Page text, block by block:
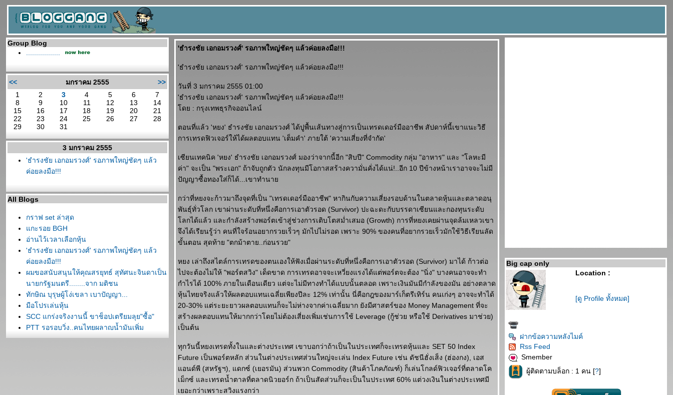
Group Blog
<< มกราคม 2555
>>
1
2 3 4 5 6
7
8
9 10 11 12 13
14
15
16 17 18 19 20
21
22
23 24 25 26 27
28
29
30 31
3 มกราคม 2555
'ธำรงชัย เอกอมรวงศ์' รอภาพใหญ่ชัดๆ แล้ว
ค่อยลงมือ!!!
All Blogs
กราฟ set ล่าสุด
กะรอย BGH
อ่านไว้เวลาเลือกหุ้น
'ธำรงชัย เอกอมรวงศ์' รอภาพใหญ่ชัดๆ แล้ว
ค่อยลงมือ!!!
ผมขอสนับสนุนให้คุณสรยุทธ์ สุทัศนะจินดาเป็น
นายกรัฐมนตรี........จาก มติชน
ทักษิณ บุรุษผู้โง่เขลา เบาปัญญา...
มือโปรเล่นหุ้น
SCC แกร่งจริงงานนี้ ขาช็อปเตรียมลุย"ซื้อ"
PTT รอรอบวิ่ง..คนไทยผลาญน้ำมันเพิ่ม
ทำไมหุ้นจึงปรับลดลงทั่วโลก
'ธำรงชัย เอกอมรวงศ์' รอภาพใหญ่ชัดๆ แล้วค่อยลงมือ!!!
'ธำรงชัย เอกอมรวงศ์' รอภาพใหญ่ชัดๆ แล้วค่อยลงมือ!!!
วันที่ 3 มกราคม 2555 01:00
'ธำรงชัย เอกอมรวงศ์' รอภาพใหญ่ชัดๆ แล้วค่อยลงมือ!!!
ดย : กรุงเทพธุรกิจออนไลน์
ตอนที่แล้ว 'หยง' ธำรงชัย เอกอมรวงศ์ ได้ปูพื้นเส้นทางสู่การเป็นเทรดเดอร์มืออาชีพ สัปดาห์นี้เขาแนะวิธี
การเทรดฟิวเจอร์ให้ได้ผลตอบแทน 'เต็มคำ' ภายใต้ 'ความเสี่ยงที่จำกัด'
เซียนเทคนิค 'หยง' ธำรงชัย เอกอมรวงศ์ มองว่าจากนี้อีก "สิบปี" Commodity กลุ่ม "อาหาร" และ "โลหะมี
ค่า" จะเป็น "พระเอก" ถ้าจับถูกตัว นักลงทุนมีโอกาสสร้างความั่นคั่งได้แน่!..อีก 10 ปีข้างหน้าเราอาจจะไม่มี
ปัญญาซื้อทองใส่ก็ได้...เขาทำนา
กว่าที่หยงจะก้าวมาถึงจุดที่เป็น "เทรดเดอร์มืออาชีพ" หากินกับความเสี่ยงรอบด้านในตลาดหุ้นและตลาดอนุ
พันธุ์ทั่วโลก เขาผ่านระดับที่หนึ่งคือการเอาตัวรอด (Survivor) ปะฉะดะกับบรรดาเซียนและกองทุนระดับ
ลกได้แล้ว และกำลังสร้างพอร์ตเข้าสู่ช่วงการเติบโตสม่ำเสมอ (Growth) การที่หยงเคยผ่านจุดล้มเหลวเขา
จึงได้เรียนรู้ว่า คนที่ใจร้อนอยากรวยเร็วๆ มักไปไม่รอด เพราะ 90% ของคนที่อยากรวยเร็วมักใช้วิธีเรียนลัด
ขั้นตอน สุดท้าย "ตกม้าตาย..ก่อนรวย"
หยง เล่าถึงสไตล์การเทรดของตนเองให้ฟังเมื่อผ่านระดับที่หนึ่งคือการเอาตัวรอด (Survivor) มาได้ ก้าวต่อ
ไปจะต้องไม่ให้ "พอร์ตสวิง" เด็ดขาด การเทรดอาจจะเหวี่ยงแรงได้แต่พอร์ตจะต้อง "นิ่ง" บางคนอาจจะทำ
กำไรได้ 100% ภายในเดือนเดียว แต่จะไม่มีทางทำได้แบบนั้นตลอด เพราะเงินมันมีกำลังของมัน อย่างตลาด
หุ้นไทยจริงแล้วให้ผลตอบแทนเฉลี่ยเพียงปีละ 12% เท่านั้น นี่คือกฎของมาร์เก็ตรีเทิร์น คนเก่งๆ อาจจะทำได้
20-30% แต่ระยะยาวผลตอบแทนก็จะไม่ห่างจากค่าเฉลี่ยมาก ยังมีศาสตร์ของ Money Management ที่จะ
สร้างผลตอบแทนให้มากกว่าโดยไม่ต้องเสี่ยงเพิ่มเช่นการใช้ Leverage (กู้ช่วย หรือใช้ Derivatives มาช่วย)
เป็นต้น
ทุกวันนี้หยงเทรดทั้งในและต่างประเทศ เขาบอกว่าถ้าเป็นในประเทศก็จะเทรดหุ้นและ SET 50 Index
Future เป็นพอร์ตหลัก ส่วนในต่างประเทศส่วนใหญ่จะเล่น Index Future เช่น ดัชนีฮั่งเส็ง (ฮ่องกง), เอส
อนด์พี (สหรัฐฯ), แดกซ์ (เยอรมัน) ส่วนพวก Commodity (สินค้าโภคภัณฑ์) ก็เล่นโกลด์ฟิวเจอร์ที่ตลาดโค
เม็กซ์ และเทรดน้ำตาลที่ตลาดนิวยอร์ก ถ้าเป็นสัดส่วนก็จะเป็นในประเทศ 60% แต่วงเงินในต่างประเทศมี
เยอะกว่าเพราะสวิงแรงกว่า
Big cap only
Location :
[ดู Profile ทั้งหมด]
ฝากข้อความหลังไมค์
Rss Feed
Smember
ผู้ติดตามบล็อก : 1 คน [?]